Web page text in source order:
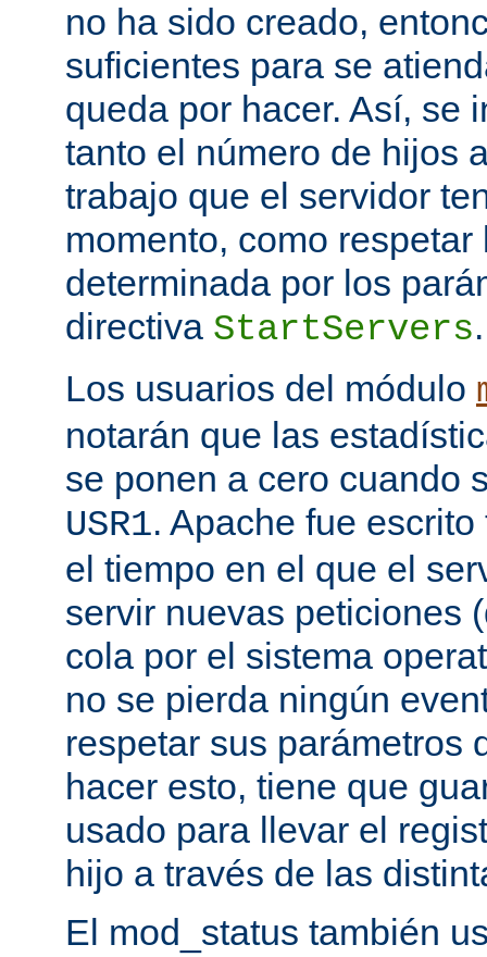
no ha sido creado,
suficientes para se
queda por hacer. Así, se
tanto el número de hijos
trabajo que el servidor
momento, como
determinada por los
directiva StartServers.
Los usuarios del módulo
notarán que las
se ponen a cero cuando
USR1. Apache fue
el tiempo en el que el
servir nuevas peticiones
cola por el sistema
no se pierda ningún
respetar sus parámetros
hacer esto, tiene que
usado para llevar el
hijo a través de las
El mod_status también